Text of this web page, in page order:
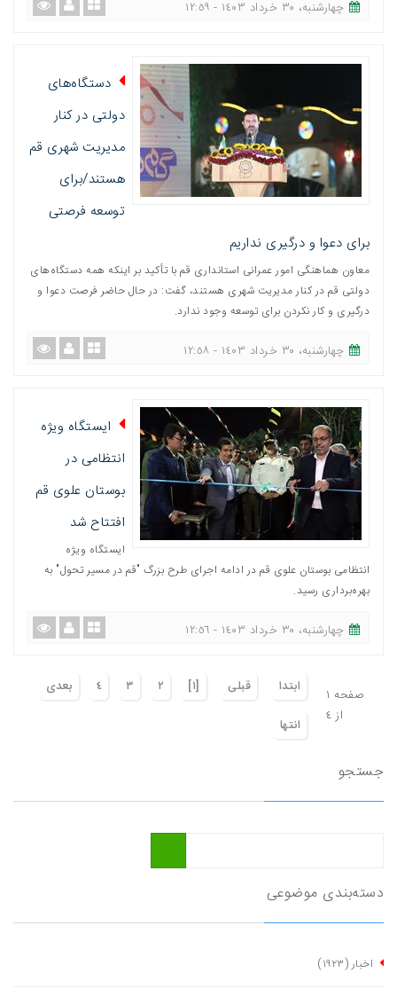
چهارشنبه، ٣٠ خرداد ١٤٠٣ - ١٢:٥٩
دستگاه‌های
دولتی در کنار
مدیریت شهری قم
هستند/برای
توسعه فرصتی
برای دعوا و درگیری نداریم
معاون هماهنگی امور عمرانی استانداری قم با تأکید بر اینکه همه دستگاه‌های
دولتی قم در کنار مدیریت شهری هستند، گفت: در حال حاضر فرصت دعوا و
درگیری و کار نکردن برای توسعه وجود ندارد.
چهارشنبه، ٣٠ خرداد ١٤٠٣ - ١٢:٥٨
ایستگاه ویژه
انتظامی در
بوستان علوی قم
افتتاح شد
ایستگاه ویژه
انتظامی بوستان علوی قم در ادامه اجرای طرح بزرگ "قم در مسیر تحول" به
بهره‌برداری رسید.
چهارشنبه، ٣٠ خرداد ١٤٠٣ - ١٢:٥٦
صفحه ١
از ٤
ابتدا قبلی [١] ٢ ٣ ٤
بعدی
انتها
جستجو
دسته‌بندی موضوعی
اخبار(١٩٢٣)